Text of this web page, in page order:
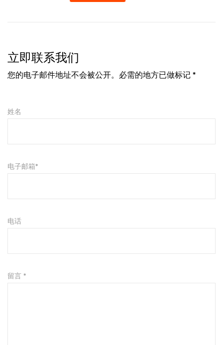
我们的高品质露营杯来提升您的露营体验了。
立即联系我们
您的电子邮件地址不会被公开。必需的地方已做标记 *
姓名
电子邮箱*
电话
留言 *